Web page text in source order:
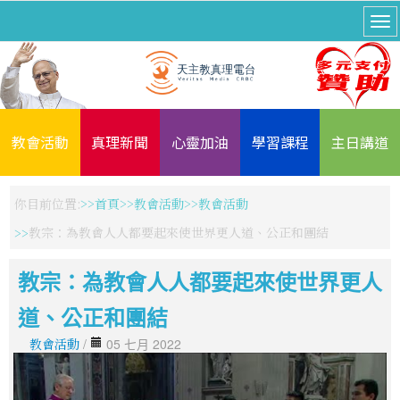
教會活動 真理新聞 心靈加油 學習課程 主日講道
你目前位置: 首頁 教會活動
教會活動
教宗：為教會人人都要起來使世界更人道、公正和團結
教宗：為教會人人都要起來使世界更人
道、公正和團結
教會活動 / 05 七月 2022